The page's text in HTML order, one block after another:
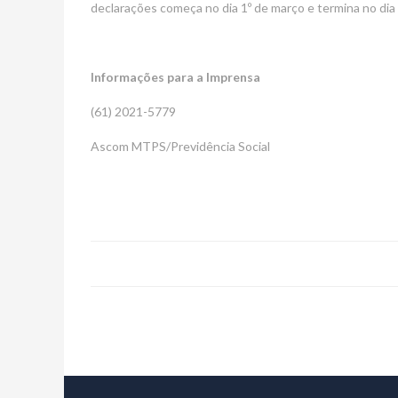
declarações começa no dia 1º de março e termina no
Informações para a Imprensa
(61) 2021-5779
Ascom MTPS/Previdência Social